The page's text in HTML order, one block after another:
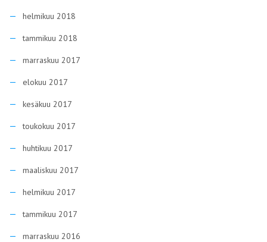
helmikuu 2018
tammikuu 2018
marraskuu 2017
elokuu 2017
kesäkuu 2017
toukokuu 2017
huhtikuu 2017
maaliskuu 2017
helmikuu 2017
tammikuu 2017
marraskuu 2016